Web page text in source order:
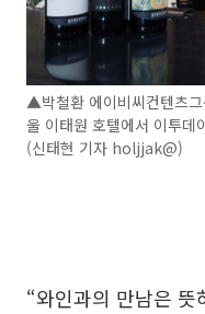
▲박철환 에이비씨컨텐츠
울 이태원 호텔에서 이투데
(신태현 기자 holjjak@)
“와인과의 만남은